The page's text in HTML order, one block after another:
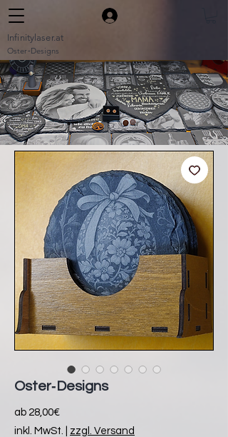
Infinitylaser.at
Oster‑Designs
Oster‑Designs
ab 28,00€Sale-
Preis
inkl. MwSt. zzgl. Versand